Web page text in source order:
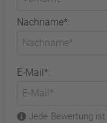
Nachname*:
E-Mail*:
Jede Bewertung